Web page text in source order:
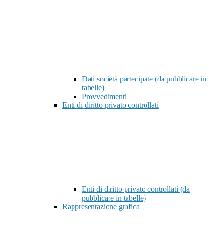
Dati società partecipate (da pubblicare in
tabelle)
Provvedimenti
Enti di diritto privato controllati
Enti di diritto privato controllati (da
pubblicare in tabelle)
Rappresentazione grafica